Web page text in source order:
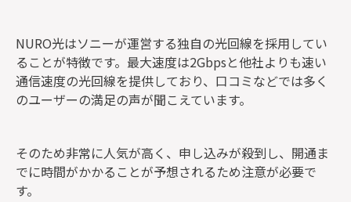
NURO光はソニーが運営する独自の光回線を採用してい
ることが特徴です。最大速度は2Gbpsと他社よりも速い
通信速度の光回線を提供しており、口コミなどでは多く
のユーザーの満足の声が聞こえています。
そのため非常に人気が高く、申し込みが殺到し、開通ま
でに時間がかかることが予想されるため注意が必要で
す。